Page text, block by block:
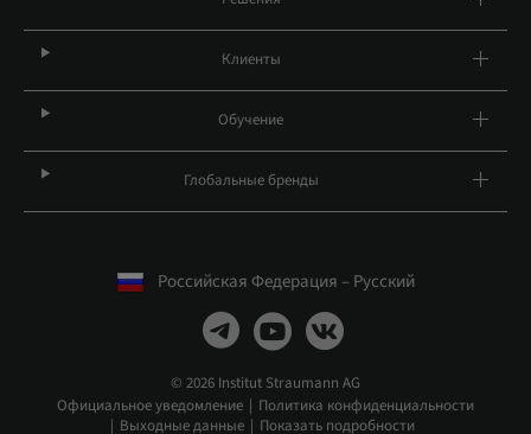
Клиенты
Обучение
Глобальные бренды
Российская Федерация – Русский
© 2026 Institut Straumann AG
Официальное уведомление
Политика конфиденциальности
Выходные данные
Показать подробности